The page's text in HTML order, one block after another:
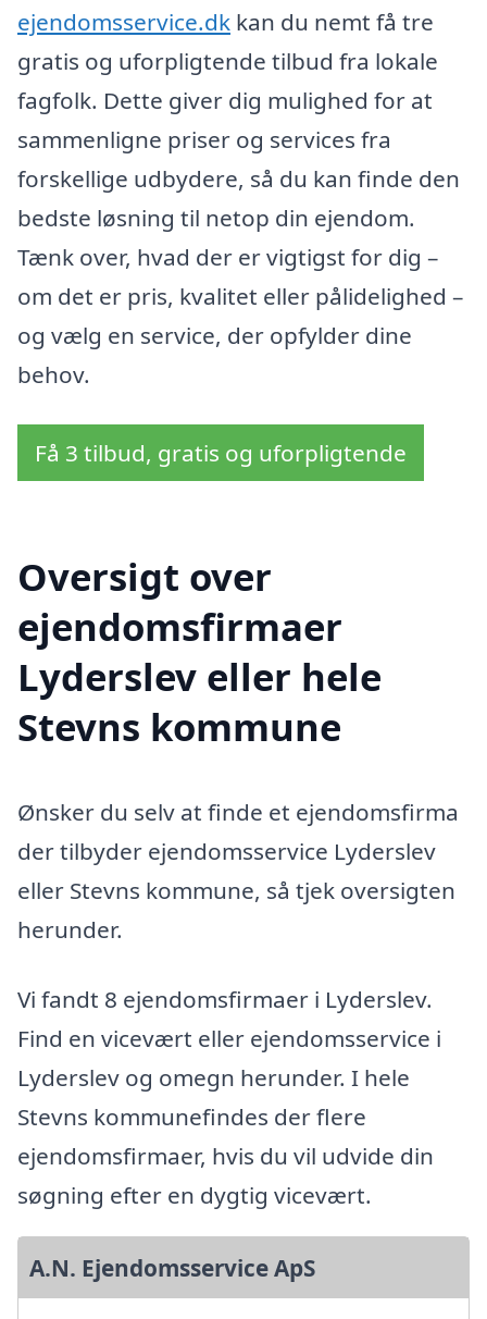
ejendomsservice.dk kan du nemt få tre
gratis og uforpligtende tilbud fra lokale
fagfolk. Dette giver dig mulighed for at
sammenligne priser og services fra
forskellige udbydere, så du kan finde den
bedste løsning til netop din ejendom.
Tænk over, hvad der er vigtigst for dig –
om det er pris, kvalitet eller pålidelighed –
og vælg en service, der opfylder dine
behov.
Få 3 tilbud, gratis og uforpligtende
Oversigt over
ejendomsfirmaer
Lyderslev eller hele
Stevns kommune
Ønsker du selv at finde et ejendomsfirma
der tilbyder ejendomsservice Lyderslev
eller Stevns kommune, så tjek oversigten
herunder.
Vi fandt 8 ejendomsfirmaer i Lyderslev.
Find en vicevært eller ejendomsservice i
Lyderslev og omegn herunder. I hele
Stevns kommunefindes der flere
ejendomsfirmaer, hvis du vil udvide din
søgning efter en dygtig vicevært.
A.N. Ejendomsservice ApS